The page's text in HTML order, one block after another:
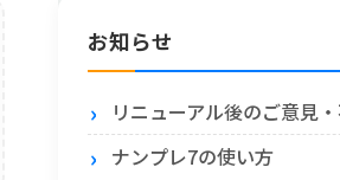
お知らせ
リニューアル後のご意見・不具合報告はこ
ナンプレ7の使い方